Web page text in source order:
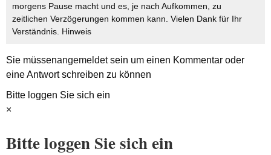
morgens Pause macht und es, je nach Aufkommen, zu
zeitlichen Verzögerungen kommen kann. Vielen Dank für Ihr
Verständnis. Hinweis
Sie müssenangemeldetsein um einen Kommentar oder
eine Antwort schreiben zu können
Bitte loggen Sie sich ein
×
Bitte loggen Sie sich ein